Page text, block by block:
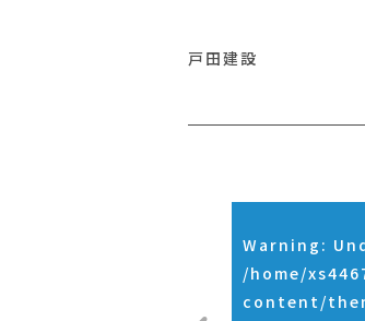
戸田建設
Warning :
/home/
content/